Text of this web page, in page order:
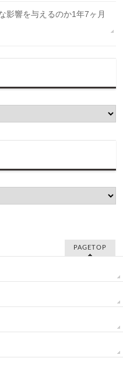
影響を与えるのか1年7ヶ月
PAGETOP